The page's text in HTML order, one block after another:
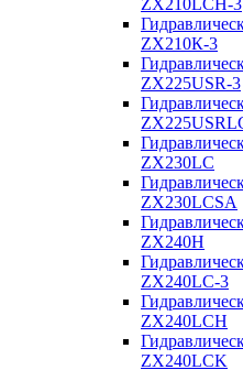
ZX210LCH-3
ZX210К-3
ZX225USR-3
ZX230LC
ZX230LCSA
ZX240H
ZX240LC-3
ZX240LCH
ZX240LCK